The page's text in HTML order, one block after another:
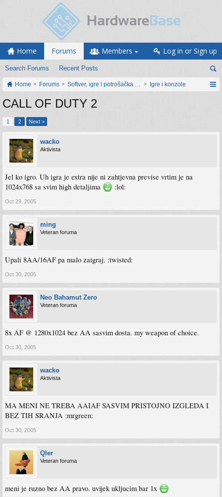
Home Forums
Search Forums Recent Posts
Members Log in or Sign up
Home Forums Softver, igre i potrošačka elektronikaIgre i konzole
CALL OF DUTY 2
1 2 Next >
wacko
Aktivista
Jel ko igro. Uh igra je extra nije ni zahtjevna previse vrtim je na
1024x768 sa svim high detaljima
:lol:
Oct 29, 2005
ming
Veteran foruma
Upali 8AA/16AF pa malo zaigraj. :twisted:
Oct 30, 2005
Neo Bahamut Zero
Veteran foruma
8x AF @ 1280x1024 bez AA sasvim dosta. my weapon of choice.
Oct 30, 2005
wacko
Aktivista
MA MENI NE TREBA AAIAF SASVIM PRISTOJNO IZGLEDA I
BEZ TIH SRANJA :mrgreen:
Oct 30, 2005
Qler
Veteran foruma
meni je ruzno bez AA pravo. uvijek ukljucim bar 1x